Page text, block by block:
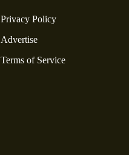
Privacy Policy
Advertise
Terms of Service